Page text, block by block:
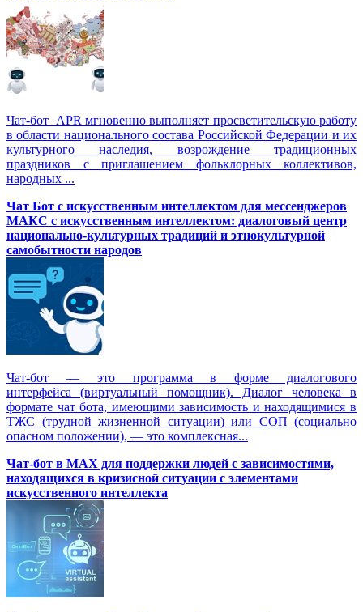
Чат-бот APR мгновенно выполняет просветительскую работу
в области национального состава Российской Федерации и их
культурного наследия, возрождение традиционных
праздников с приглашением фольклорных коллективов,
народных ...
Чат Бот с искусственным интеллектом для мессенджеров
МАКС с искусственным интеллектом: диалоговый центр
национально-культурных традиций и этнокультурной
самобытности народов
Чат-бот — это программа в форме диалогового
интерфейса (виртуальный помощник). Диалог человека в
формате чат бота, имеющими зависимость и находящимися в
ТЖС (трудной жизненной ситуации) или СОП (социально
опасном положении), — это комплексная...
Чат-бот в MAX для поддержки людей с зависимостями,
находящихся в кризисной ситуации с элементами
искусственного интеллекта